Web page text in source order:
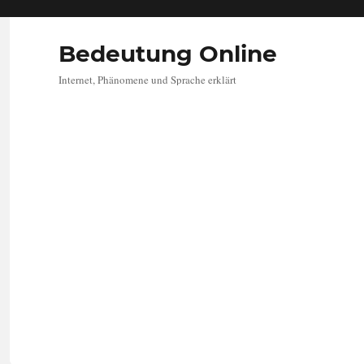
Bedeutung Online
Internet, Phänomene und Sprache erklärt